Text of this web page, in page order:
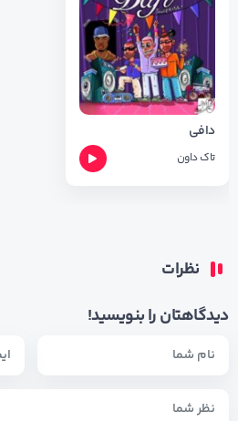
دافی
تاک داون
نظرات
دیدگاهتان را بنویسید!